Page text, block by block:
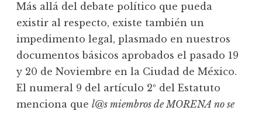
Más allá del debate político que pueda
existir al respecto, existe también un
impedimento legal, plasmado en nuestros
documentos básicos aprobados el pasado 19
y 20 de Noviembre en la Ciudad de México.
El numeral 9 del artículo 2º del Estatuto
menciona que l@s miembros de MORENA no se